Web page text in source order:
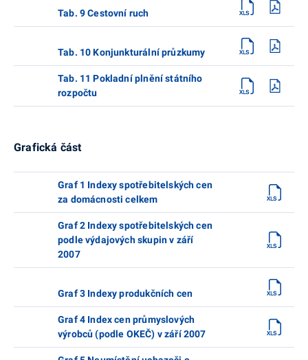
Tab. 9 Cestovní ruch
Tab. 10 Konjunkturální průzkumy
Tab. 11 Pokladní plnění státního
rozpočtu
Grafická část
Graf 1 Indexy spotřebitelských cen
za domácnosti celkem
Graf 2 Indexy spotřebitelských cen
podle výdajových skupin v září
2007
Graf 3 Indexy produkčních cen
Graf 4 Index cen průmyslových
výrobců (podle OKEČ) v září 2007